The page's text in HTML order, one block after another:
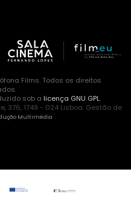
Films. Todos os direitos
sob a licença GNU GPL.
376, 1749 - 024 Lisboa. Gestão de
Multimédia